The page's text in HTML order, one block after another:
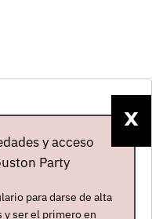
X
y acceso
Party
para darse de alta
ser el primero en